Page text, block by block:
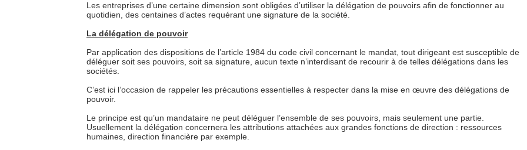
Les entreprises d’une certaine dimension sont obligées d’utiliser la délégation de pouvoirs afin de fonctionner au
quotidien, des centaines d’actes requérant une signature de la société.
La délégation de pouvoir
Par application des dispositions de l’article 1984 du code civil concernant le mandat, tout dirigeant est susceptible de
déléguer soit ses pouvoirs, soit sa signature, aucun texte n’interdisant de recourir à de telles délégations dans les
sociétés.
C’est ici l’occasion de rappeler les précautions essentielles à respecter dans la mise en œuvre des délégations de
pouvoir.
Le principe est qu’un mandataire ne peut déléguer l’ensemble de ses pouvoirs, mais seulement une partie.
Usuellement la délégation concernera les attributions attachées aux grandes fonctions de direction : ressources
humaines, direction financière par exemple.